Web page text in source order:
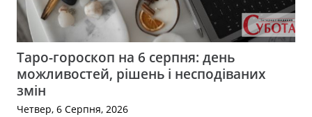
Таро-гороскоп на 6 серпня: день
можливостей, рішень і несподіваних
змін
Четвер, 6 Серпня, 2026